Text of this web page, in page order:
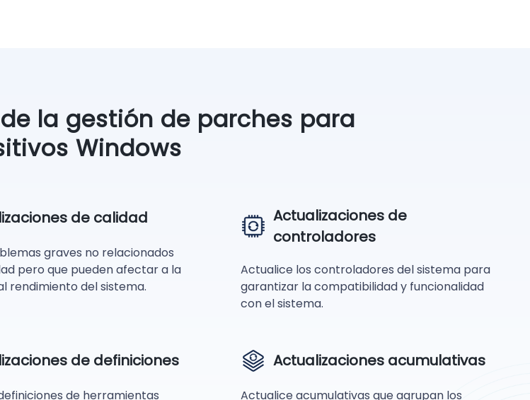
la gestión de parches para
Windows
de calidad
graves no relacionados
pero que pueden afectar a la
rendimiento del sistema.
Actualizaciones de
controladores
Actualice los controladores del sistema para
garantizar la compatibilidad y funcionalidad
con el sistema.
de definiciones
de herramientas
Actualizaciones acumulativas
Actualice acumulativas que agrupan los